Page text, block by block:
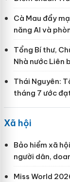
Cà Mau đẩy
năng AI và
Tổng Bí thư,
Nhà nước Liên
Thái Nguyên:
tháng 7 ước
Xã hội
Bảo hiểm xã
người dân,
Miss World